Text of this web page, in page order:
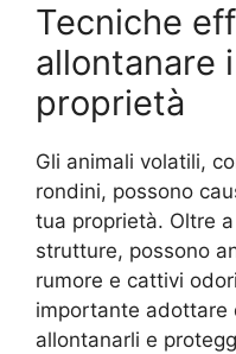
Tecniche
allontanare
proprietà
Gli animali volatili,
rondini, possono
tua proprietà. Oltre
strutture, possono
rumore e cattivi
importante adottare
allontanarli e